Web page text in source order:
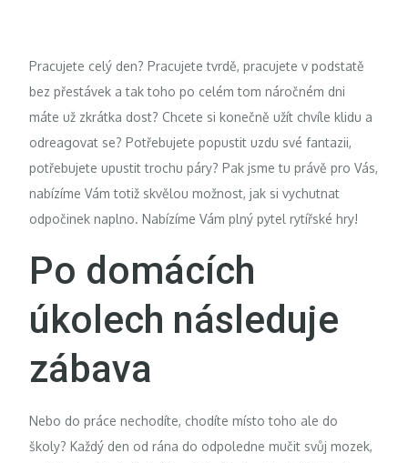
Pracujete celý den? Pracujete tvrdě, pracujete v podstatě
bez přestávek a tak toho po celém tom náročném dni
máte už zkrátka dost? Chcete si konečně užít chvíle klidu a
odreagovat se? Potřebujete popustit uzdu své fantazii,
potřebujete upustit trochu páry? Pak jsme tu právě pro Vás,
nabízíme Vám totiž skvělou možnost, jak si vychutnat
odpočinek naplno. Nabízíme Vám plný pytelrytířské hry!
Po domácích
úkolech následuje
zábava
Nebo do práce nechodíte, chodíte místo toho ale do
školy? Každý den od rána do odpoledne mučit svůj mozek,